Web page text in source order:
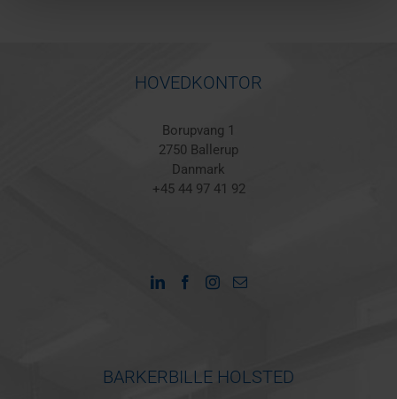
HOVEDKONTOR
Borupvang 1
2750 Ballerup
Danmark
+45 44 97 41 92
BARKERBILLE HOLSTED